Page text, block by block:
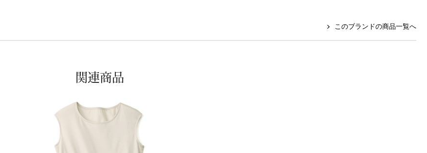
このブランドの商品一覧へ
関連商品